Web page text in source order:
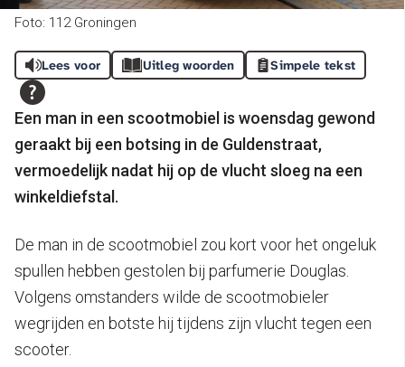
Foto: 112 Groningen
Lees voor Uitleg woorden Simpele tekst
Een man in een scootmobiel is woensdag gewond
geraakt bij een botsing in de Guldenstraat,
vermoedelijk nadat hij op de vlucht sloeg na een
winkeldiefstal.
De man in de scootmobiel zou kort voor het ongeluk
spullen hebben gestolen bij parfumerie Douglas.
Volgens omstanders wilde de scootmobieler
wegrijden en botste hij tijdens zijn vlucht tegen een
scooter.